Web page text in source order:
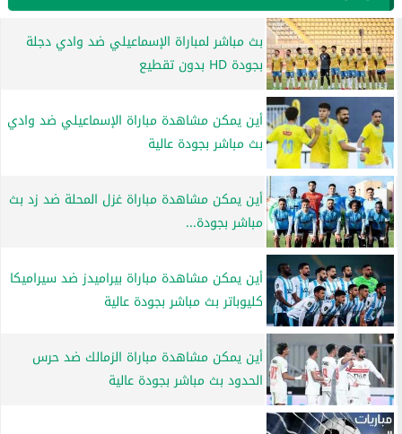
بث مباشر لمباراة الإسماعيلي ضد وادي دجلة
بجودة HD بدون تقطيع
أين يمكن مشاهدة مباراة الإسماعيلي ضد وادي
بث مباشر بجودة عالية
أين يمكن مشاهدة مباراة غزل المحلة ضد زد بث
مباشر بجودة...
أين يمكن مشاهدة مباراة بيراميدز ضد سيراميكا
كليوباتر بث مباشر بجودة عالية
أين يمكن مشاهدة مباراة الزمالك ضد حرس
الحدود بث مباشر بجودة عالية